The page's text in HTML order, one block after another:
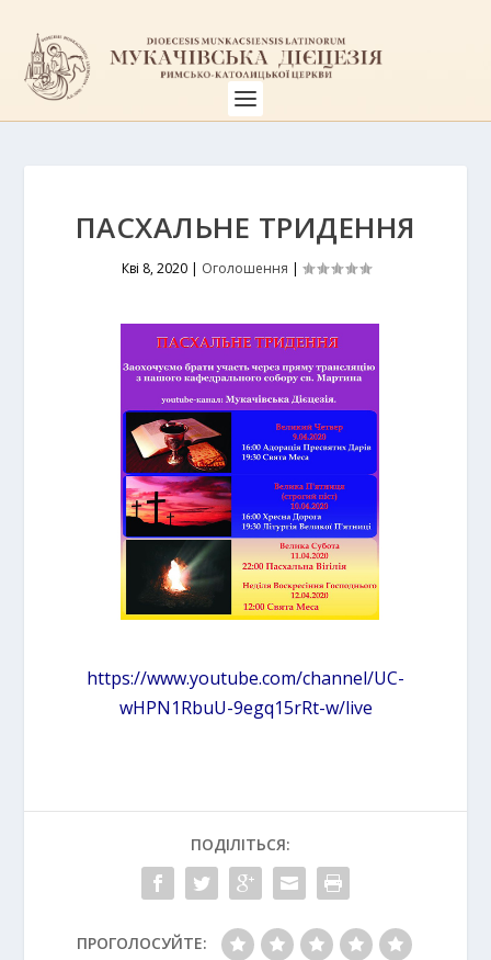
ПАСХАЛЬНЕ ТРИДЕННЯ
Кві 8, 2020| Оголошення |
https://www.youtube.com/channel/UC-
wHPN1RbuU-9egq15rRt-w/live
ПОДІЛІТЬСЯ:
ПРОГОЛОСУЙТЕ: